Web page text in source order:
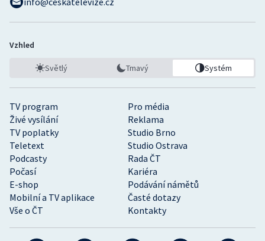
TV program
Pro média
Živé vysílání
Reklama
TV poplatky
Studio Brno
Teletext
Studio Ostrava
Podcasty
Rada ČT
Počasí
Kariéra
E-shop
Podávání námětů
Mobilní a TV aplikace
Časté dotazy
Vše o ČT
Kontakty
Vzhled
Světlý Tmavý Systém